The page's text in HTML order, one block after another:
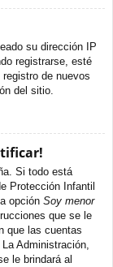
su dirección IP
registrarse, esté
de nuevos
del sitio.
Si todo está
Protección Infantil
opción Soy menor
que se le
que las cuentas
Administración,
le brindará al